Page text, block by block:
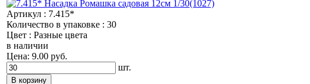
Артикул : 7.415*
Количество в упаковке : 30
Цвет : Разные цвета
в наличии
Цена: 9.00 руб.
шт.